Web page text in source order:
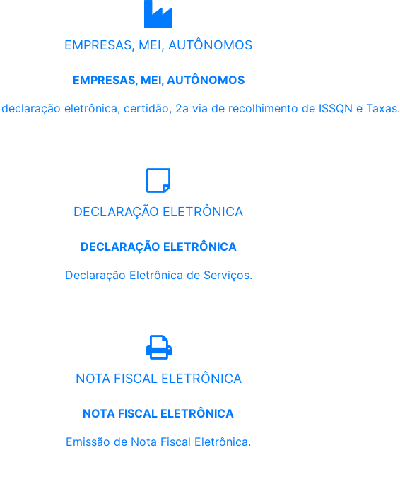
EMPRESAS, MEI, AUTÔNOMOS
EMPRESAS, MEI, AUTÔNOMOS
eletrônica, certidão, 2a via de recolhimento de ISSQN e Taxas.
DECLARAÇÃO ELETRÔNICA
DECLARAÇÃO ELETRÔNICA
Declaração Eletrônica de Serviços.
NOTA FISCAL ELETRÔNICA
NOTA FISCAL ELETRÔNICA
Emissão de Nota Fiscal Eletrônica.